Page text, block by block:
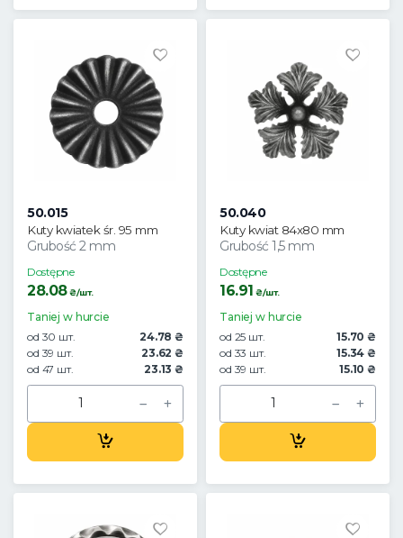
50.015
Kuty kwiatek śr. 95 mm
Grubość 2 mm
Dostępne
28.08₴/шт.
Taniej w hurcie
od 30 шт.
24.78 ₴
od 39 шт.
23.62 ₴
od 47 шт.
23.13 ₴
50.040
Kuty kwiat 84x80 mm
Grubość 1,5 mm
Dostępne
16.91 ₴/шт.
Taniej w hurcie
od 25 шт.
15.70 ₴
od 33 шт.
15.34 ₴
od 39 шт.
15.10 ₴